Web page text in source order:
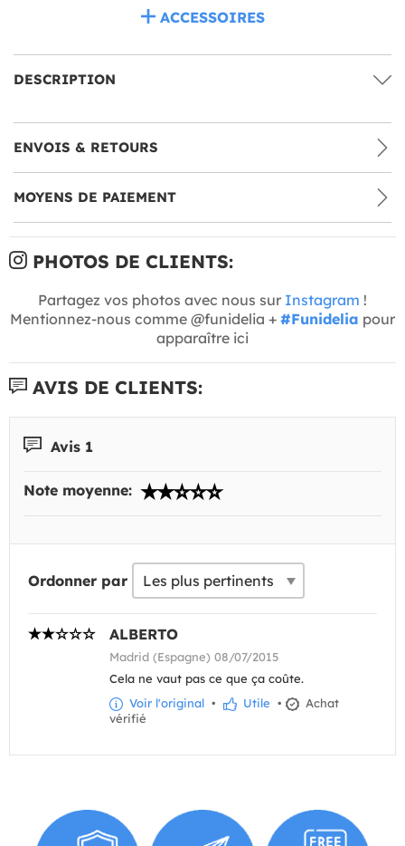
ACCESSOIRES
DESCRIPTION
ENVOIS & RETOURS
MOYENS DE PAIEMENT
PHOTOS DE CLIENTS:
Partagez vos photos avec nous sur Instagram !
Mentionnez-nous comme @funidelia + #Funidelia pour
apparaître ici
AVIS DE CLIENTS:
Avis 1
Note moyenne:
Ordonner par
ALBERTO
Madrid (Espagne) 08/07/2015
Cela ne vaut pas ce que ça coûte.
Voir l'original • Utile •
Achat
vérifié